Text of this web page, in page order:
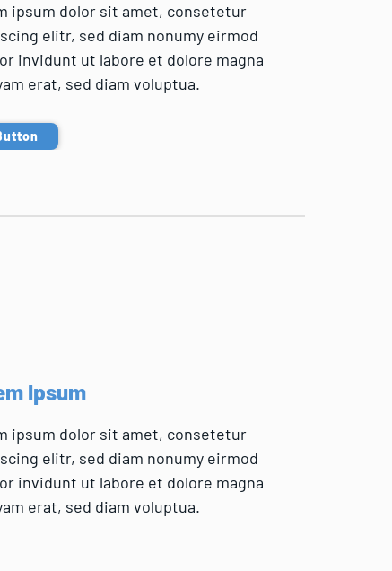
ipsum dolor sit amet, consetetur
elitr, sed diam nonumy eirmod
invidunt ut labore et dolore magna
erat, sed diam voluptua.
Ipsum
ipsum dolor sit amet, consetetur
elitr, sed diam nonumy eirmod
invidunt ut labore et dolore magna
erat, sed diam voluptua.